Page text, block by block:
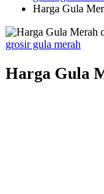
Harga Gula
Posted
grosir gula merah
Harga Gula